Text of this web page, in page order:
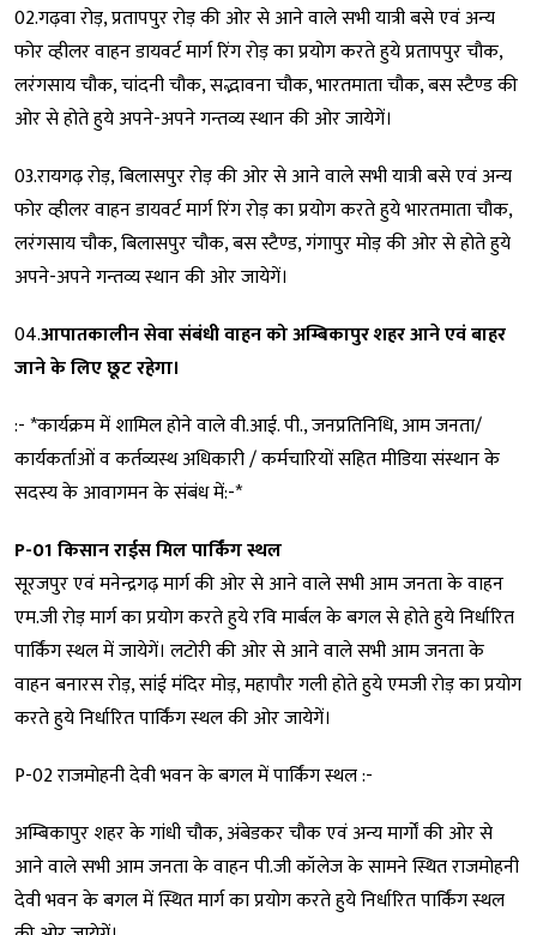
02.गढ़वा रोड़, प्रतापपुर रोड़ की ओर से आने वाले सभी यात्री बसे एवं अन्य
फोर व्हीलर वाहन डायवर्ट मार्ग रिंग रोड़ का प्रयोग करते हुये प्रतापपुर चौक,
लरंगसाय चौक, चांदनी चौक, स‌द्भावना चौक, भारतमाता चौक, बस स्टैण्ड की
ओर से होते हुये अपने-अपने गन्तव्य स्थान की ओर जायेगें।
03.रायगढ़ रोड़, बिलासपुर रोड़ की ओर से आने वाले सभी यात्री बसे एवं अन्य
फोर व्हीलर वाहन डायवर्ट मार्ग रिंग रोड़ का प्रयोग करते हुये भारतमाता चौक,
लरंगसाय चौक, बिलासपुर चौक, बस स्टैण्ड, गंगापुर मोड़ की ओर से होते हुये
अपने-अपने गन्तव्य स्थान की ओर जायेगें।
04.आपातकालीन सेवा संबंधी वाहन को अम्बिकापुर शहर आने एवं बाहर
जाने के लिए छूट रहेगा।
:- *कार्यक्रम में शामिल होने वाले वी.आई. पी., जनप्रतिनिधि, आम जनता/
कार्यकर्ताओं व कर्तव्यस्थ अधिकारी / कर्मचारियों सहित मीडिया संस्थान के
सदस्य के आवागमन के संबंध में:-*
P-01 किसान राईस मिल पार्किंग स्थल
सूरजपुर एवं मनेन्द्रगढ़ मार्ग की ओर से आने वाले सभी आम जनता के वाहन
एम.जी रोड़ मार्ग का प्रयोग करते हुये रवि मार्बल के बगल से होते हुये निर्धारित
पार्किंग स्थल में जायेगें। लटोरी की ओर से आने वाले सभी आम जनता के
वाहन बनारस रोड़, सांई मंदिर मोड़, महापौर गली होते हुये एमजी रोड़ का प्रयोग
करते हुये निर्धारित पार्किंग स्थल की ओर जायेगें।
P-02 राजमोहनी देवी भवन के बगल में पार्किंग स्थल :-
अम्बिकापुर शहर के गांधी चौक, अंबेडकर चौक एवं अन्य मार्गों की ओर से
आने वाले सभी आम जनता के वाहन पी.जी कॉलेज के सामने स्थित राजमोहनी
देवी भवन के बगल में स्थित मार्ग का प्रयोग करते हुये निर्धारित पार्किंग स्थल